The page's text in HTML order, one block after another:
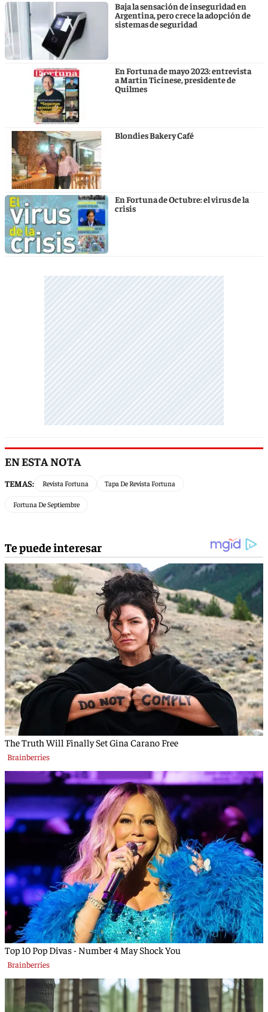
Baja la sensación de inseguridad en
Argentina, pero crece la adopción de
sistemas de seguridad
En Fortuna de mayo 2023: entrevista
a Martín Ticinese, presidente de
Quilmes
Blondies Bakery Café
En Fortuna de Octubre: el virus de la
crisis
EN ESTA NOTA
TEMAS: Revista Fortuna Tapa De Revista Fortuna
Fortuna De Septiembre